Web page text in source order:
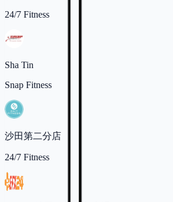
24/7 Fitness
Sha Tin
Snap Fitness
沙田第二分店
24/7 Fitness